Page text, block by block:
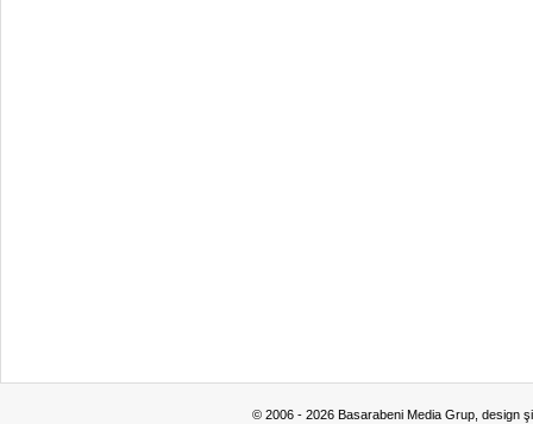
© 2006 - 2026 Basarabeni Media Grup, design